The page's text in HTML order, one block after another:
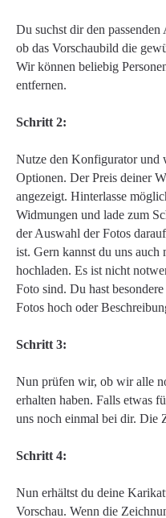
Du suchst dir den
ob das Vorschaubild die
Wir können beliebig
entfernen.
Schritt 2:
Nutze den Konfigurator und
Optionen. Der Preis deiner
angezeigt. Hinterlasse
Widmungen und lade zum
der Auswahl der Fotos
ist. Gern kannst du uns auch
hochladen. Es ist nicht
Foto sind. Du hast
Fotos hoch oder
Schritt 3:
Nun prüfen wir, ob wir alle
erhalten haben. Falls etwas
uns noch einmal bei dir. Die
Schritt 4:
Nun erhältst du deine
Vorschau. Wenn die